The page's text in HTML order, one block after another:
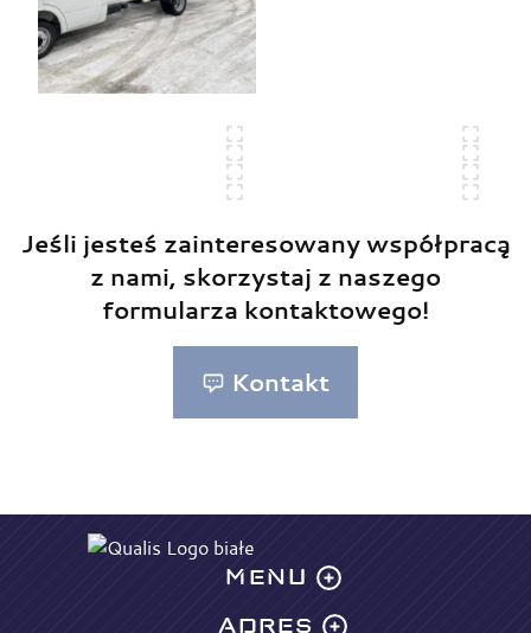
Jeśli jesteś zainteresowany współpracą
z nami, skorzystaj z naszego
formularza kontaktowego!
Kontakt
MENU
Oferta
ADRES